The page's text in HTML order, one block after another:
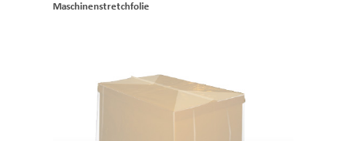
Maschinenstretchfolie